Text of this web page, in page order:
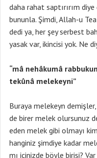
daha rahat saptırırım
bununla. Şimdi, Allah-u
dedi ya, her şey serbest
yasak var, ikincisi yok. Ne
“mâ nehâkumâ
tekûnâ melekeyni”
Buraya melekeyn
de birer melek olursunuz
eden melek gibi olmayı
hanginiz şimdiye kadar
mı içinizde böyle birisi?